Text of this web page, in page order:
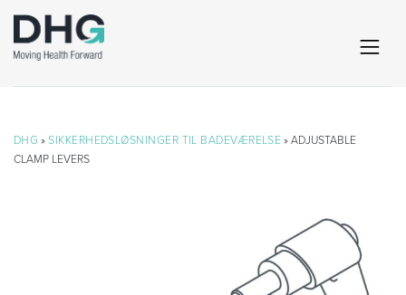
DHG »SIKKERHEDSLØSNINGER TIL BADEVÆRELSE » ADJUSTABLE
CLAMP LEVERS